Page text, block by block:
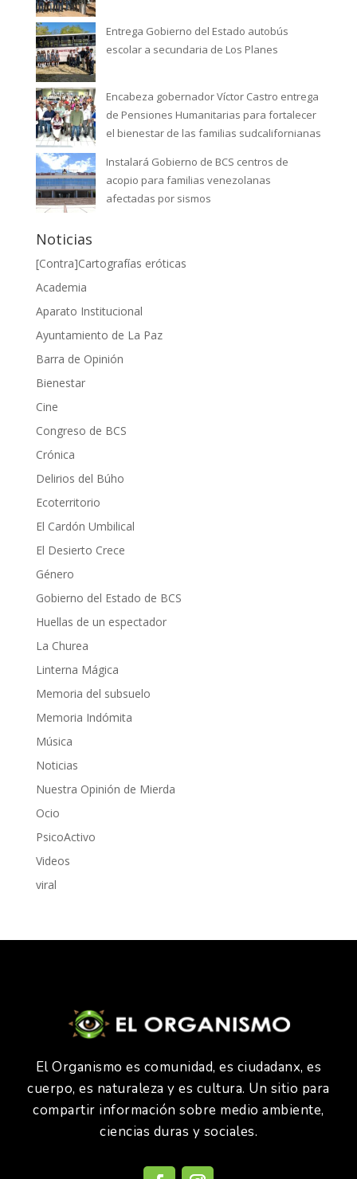
Entrega Gobierno del Estado autobús
escolar a secundaria de Los Planes
Encabeza gobernador Víctor Castro entrega
de Pensiones Humanitarias para fortalecer
el bienestar de las familias sudcalifornianas
Instalará Gobierno de BCS centros de
acopio para familias venezolanas
afectadas por sismos
Noticias
[Contra]Cartografías eróticas
Academia
Aparato Institucional
Ayuntamiento de La Paz
Barra de Opinión
Bienestar
Cine
Congreso de BCS
Crónica
Delirios del Búho
Ecoterritorio
El Cardón Umbilical
El Desierto Crece
Género
Gobierno del Estado de BCS
Huellas de un espectador
La Churea
Linterna Mágica
Memoria del subsuelo
Memoria Indómita
Música
Noticias
Nuestra Opinión de Mierda
Ocio
PsicoActivo
Videos
viral
El Organismo es comunidad, es ciudadanx, es
cuerpo, es naturaleza y es cultura. Un sitio para
compartir información sobre medio ambiente,
ciencias duras y sociales.